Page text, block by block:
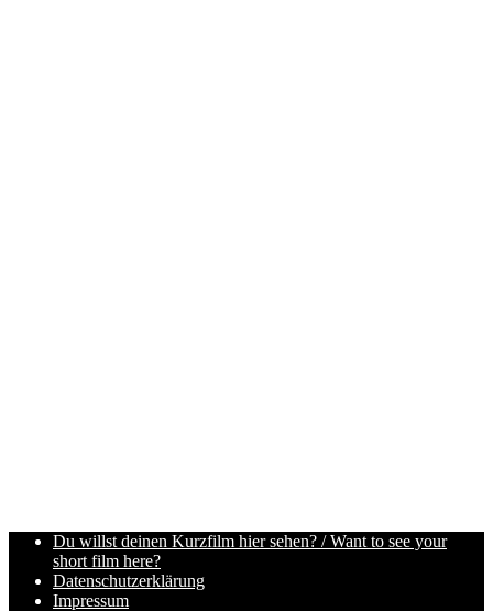
Du willst deinen Kurzfilm hier sehen? / Want to see your
short film here?
Datenschutzerklärung
Impressum